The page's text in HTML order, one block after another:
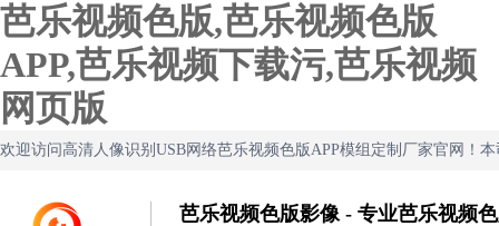
芭乐视频色版,芭乐视频色版
APP,芭乐视频下载污,芭乐视频
网页版
欢迎访问高清人像识别USB网络芭乐视频色版APP模组定制厂家官网！
芭乐视频色版影像 - 专业芭乐视频